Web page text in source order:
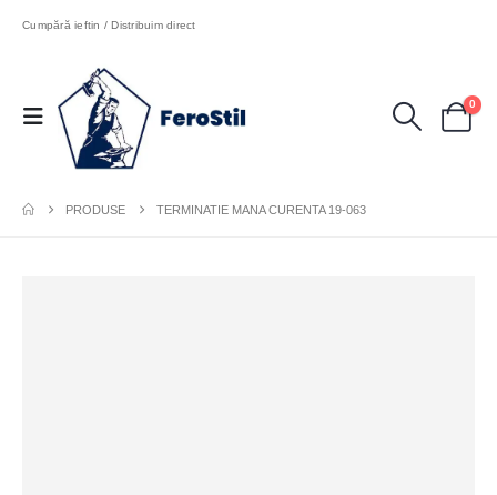
Cumpără ieftin / Distribuim direct
0
PRODUSE TERMINATIE MANA CURENTA 19-063